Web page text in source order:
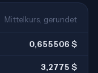
Mittelkurs, gerundet
0,655506 $
3,2775 $